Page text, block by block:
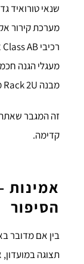
שנאי טורואיד
מערכת קירור
רכיבי Class AB איכותיים
מעגלי הגנה
מבנה Rack 2U מאסיבי
זה המגבר
קדימה.
אמינות
הסיפור
תצוגה